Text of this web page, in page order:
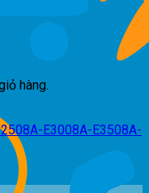
hàng.
E3008A-E3508A-